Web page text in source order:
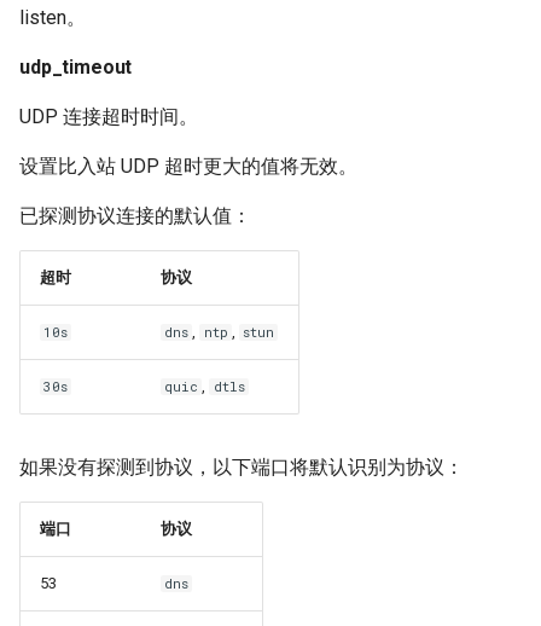
listen。
udp_timeout
UDP 连接超时时间。
设置比入站 UDP 超时更大的值将无效。
已探测协议连接的默认值：
超时 协议
10s dns ntp stun
30s quic dtls
如果没有探测到协议，以下端口将默认识别为协议：
端口 协议
53 dns